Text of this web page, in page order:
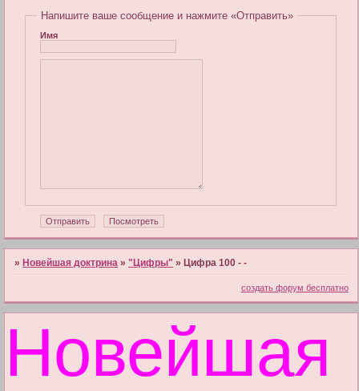
Напишите ваше сообщение и нажмите «Отправить»
Имя
»Новейшая доктрина »"Цифры" »Цифра 100 - -
создать форум бесплатно
Новейшая